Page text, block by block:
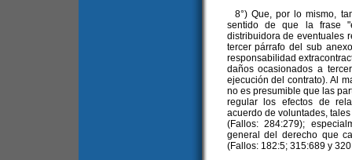
8°) Que, por lo mismo,
sentido de que la frase
distribuidora de eventuales
tercer párrafo del sub
responsabilidad
daños ocasionados a
ejecución del contrato). Al
no es presumible que las
regular los efectos de
acuerdo de voluntades,
(Fallos: 284:279);
general del derecho que
(Fallos: 182:5; 315:689 y